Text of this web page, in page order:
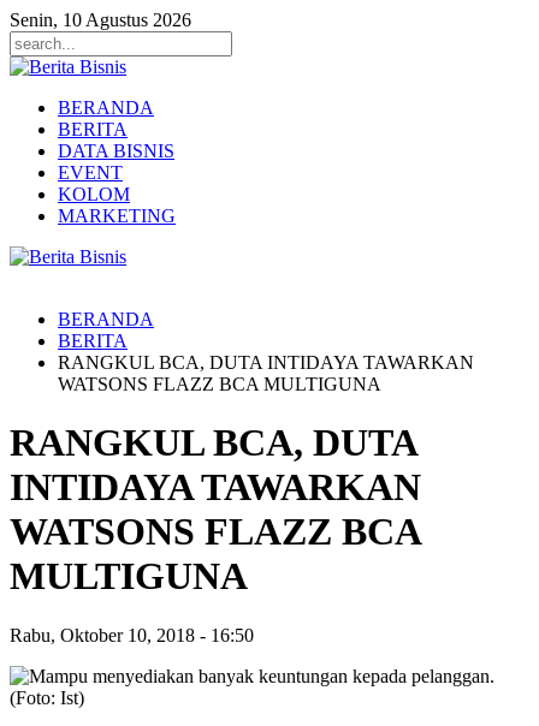
Senin, 10 Agustus 2026
BERANDA
BERITA
DATA BISNIS
EVENT
KOLOM
MARKETING
BERANDA
BERITA
RANGKUL BCA, DUTA INTIDAYA TAWARKAN
WATSONS FLAZZ BCA MULTIGUNA
RANGKUL BCA, DUTA
INTIDAYA TAWARKAN
WATSONS FLAZZ BCA
MULTIGUNA
Rabu, Oktober 10, 2018 - 16:50